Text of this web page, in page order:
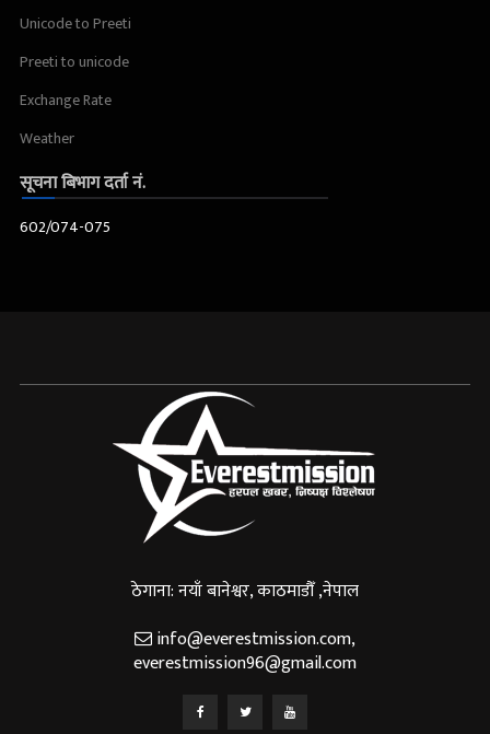
Unicode to Preeti
Preeti to unicode
Exchange Rate
Weather
सूचना बिभाग दर्ता नं.
602/074-075
ठेगाना: नयाँ बानेश्वर, काठमाडौँ ,नेपाल
info@everestmission.com,
everestmission96@gmail.com